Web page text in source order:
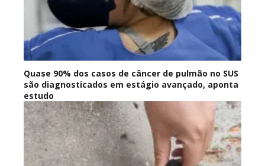
Quase 90% dos casos de câncer de pulmão no SUS
são diagnosticados em estágio avançado, aponta
estudo